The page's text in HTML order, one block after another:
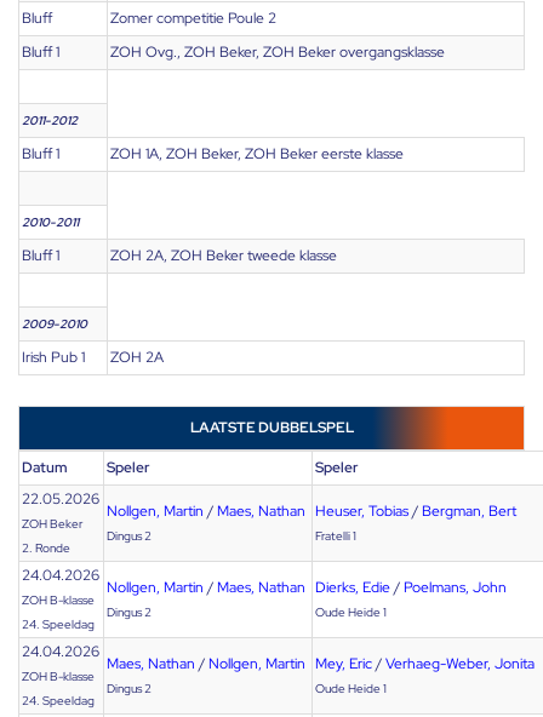
Bluff
Zomer competitie Poule 2
Bluff 1
ZOH Ovg., ZOH Beker, ZOH Beker overgangsklasse
2011-2012
Bluff 1 ZOH 1A, ZOH Beker, ZOH Beker eerste klasse
2010-2011
Bluff 1 ZOH 2A, ZOH Beker tweede klasse
2009-2010
Irish Pub 1 ZOH 2A
LAATSTE DUBBELSPEL
Datum Speler
Speler
22.05.2026
ZOH Beker
2. Ronde
Nollgen, Martin / Maes, Nathan
Dingus 2
Heuser, Tobias/ Bergman, Bert
Fratelli 1
24.04.2026
ZOH B-klasse
24. Speeldag
Nollgen, Martin / Maes, Nathan
Dingus 2
Dierks, Edie/ Poelmans, John
Oude Heide 1
24.04.2026
ZOH B-klasse
24. Speeldag
Maes, Nathan / Nollgen, Martin
Dingus 2
Mey, Eric/Verhaeg-Weber, Jonita
Oude Heide 1